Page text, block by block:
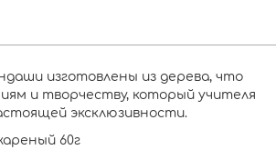
изготовлены из дерева, что
и творчеству, который учителя
эксклюзивности.
60г